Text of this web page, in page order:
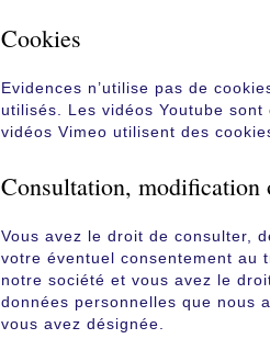
Cookies
Evidences n’utilise pas de
utilisés. Les vidéos Youtube
vidéos Vimeo utilisent des
Consultation, modification
Vous avez le droit de consulter,
votre éventuel consentement au
notre société et vous avez le
données personnelles que nous
vous avez désignée.